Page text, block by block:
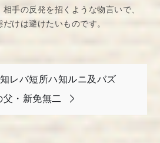
手の反発を招くような物言いで、
けは避けたいものです。
レバ短所ハ知ルニ及バズ
父・新免無二